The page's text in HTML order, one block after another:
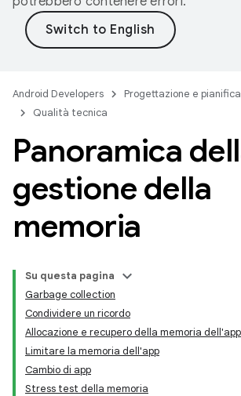
Android Developers Progettazione e
Qualità tecnica
Panoramica
gestione della
memoria
Su questa pagina
Garbage collection
Condividere un ricordo
Allocazione e recupero della memoria dell'app
Limitare la memoria dell'app
Cambio di app
Stress test della memoria